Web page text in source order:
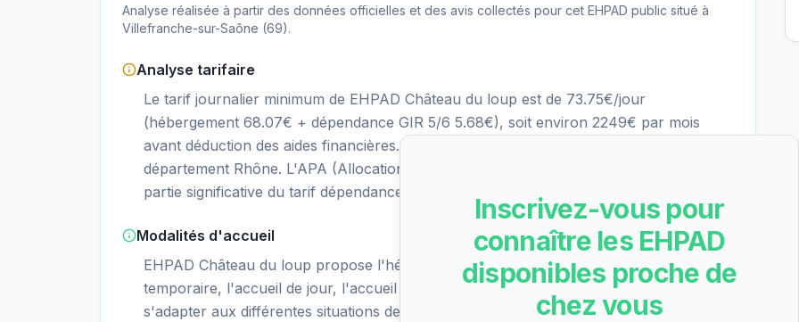
Analyse réalisée à partir des données officielles et des avis collectés pour cet EHPAD public situé à
Villefranche-sur-Saône (69).
Analyse tarifaire
Le tarif journalier minimum de EHPAD Château du loup est de 73.75€/jour
(hébergement 68.07€ + dépendance GIR 5/6 5.68€), soit environ 2249€ par mois
avant déduction des aides financières. Ce tarif se situe dans la moyenne des EHPAD du
département Rhône. L'APA (Allocation Personnalisée d'Autonomie) peut couvrir une
partie significative du tarif dépendance.
Modalités d'accueil
EHPAD Château du loup propose l'hébergement permanent, l'hébergement
temporaire, l'accueil de jour, l'accueil de nuit. Cette diversité d'offres permet de
s'adapter aux différentes situations des personnes âgées et de leurs familles, que ce
Inscrivez-vous pour
connaître les EHPAD
disponibles proche de
chez vous